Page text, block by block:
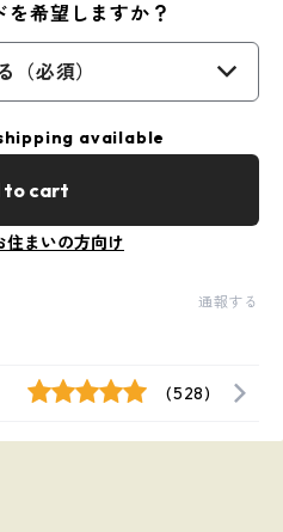
希望しますか？
（必須）
available
to cart
住まいの方向け
通報する
(528)